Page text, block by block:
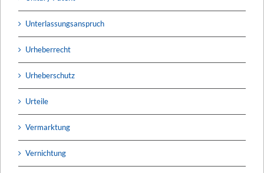
Unterlassungsanspruch
Urheberrecht
Urheberschutz
Urteile
Vermarktung
Vernichtung